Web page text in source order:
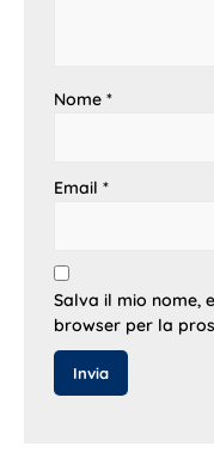
Nome *
Email *
Salva il mio nome,
browser per la